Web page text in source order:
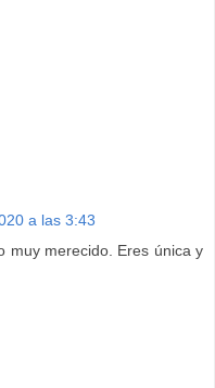
a las 3:43
muy merecido. Eres única y